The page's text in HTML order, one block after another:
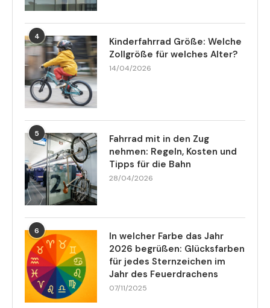
4
Kinderfahrrad Größe: Welche
Zollgröße für welches Alter?
14/04/2026
5
Fahrrad mit in den Zug
nehmen: Regeln, Kosten und
Tipps für die Bahn
28/04/2026
6
In welcher Farbe das Jahr
2026 begrüßen: Glücksfarben
für jedes Sternzeichen im
Jahr des Feuerdrachens
07/11/2025